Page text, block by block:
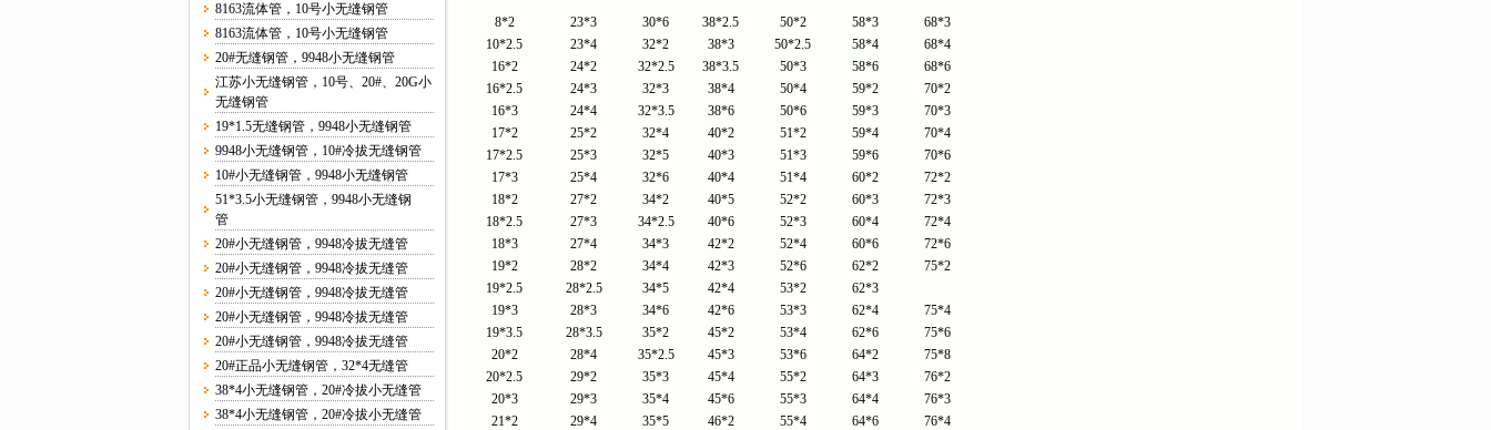
8163流体管，10号小无缝钢管
8163流体管，10号小无缝钢管
20#无缝钢管，9948小无缝钢管
江苏小无缝钢管，10号、20#、20G小
无缝钢管
19*1.5无缝钢管，9948小无缝钢管
9948小无缝钢管，10#冷拔无缝钢管
10#小无缝钢管，9948小无缝钢管
51*3.5小无缝钢管，9948小无缝钢
管
20#小无缝钢管，9948冷拔无缝管
20#小无缝钢管，9948冷拔无缝管
20#小无缝钢管，9948冷拔无缝管
20#小无缝钢管，9948冷拔无缝管
20#小无缝钢管，9948冷拔无缝管
20#正品小无缝钢管，32*4无缝管
38*4小无缝钢管，20#冷拔小无缝管
38*4小无缝钢管，20#冷拔小无缝管
8*2 23*3 30*6 38*2.5 50*2 58*3
68*3
10*2.5
23*4 32*2 38*3 50*2.5 58*4
68*4
16*2
24*2 32*2.5 38*3.5 50*3 58*6
68*6
16*2.5
24*3 32*3 38*4 50*4 59*2
70*2
16*3
24*4 32*3.5 38*6 50*6 59*3
70*3
17*2
25*2 32*4 40*2 51*2 59*4
70*4
17*2.5
25*3 32*5 40*3 51*3 59*6
70*6
17*3
25*4 32*6 40*4 51*4 60*2
72*2
18*2
27*2 34*2 40*5 52*2 60*3
72*3
18*2.5
27*3 34*2.5 40*6 52*3 60*4
72*4
18*3
27*4 34*3 42*2 52*4 60*6
72*6
19*2
28*2 34*4 42*3 52*6 62*2
75*2
19*2.5
28*2.5 34*5 42*4 53*2
62*3
19*3
28*3 34*6 42*6 53*3 62*4
75*4
19*3.5
28*3.5 35*2 45*2 53*4 62*6
75*6
20*2
28*4 35*2.5 45*3 53*6 64*2
75*8
20*2.5
29*2 35*3 45*4 55*2 64*3
76*2
20*3
29*3 35*4 45*6 55*3 64*4
76*3
21*2
29*4 35*5 46*2 55*4 64*6
76*4